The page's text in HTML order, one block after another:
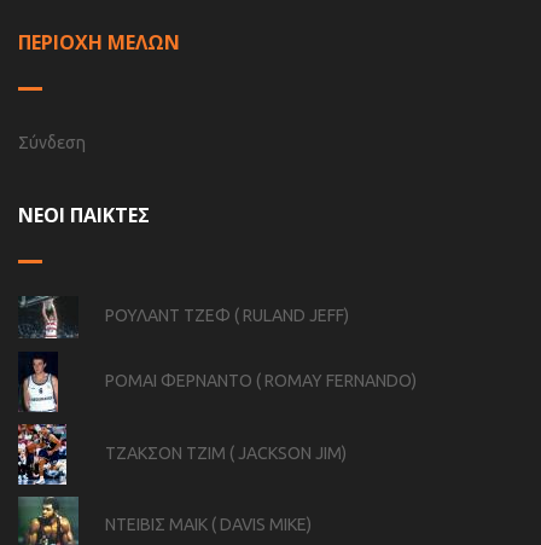
ΠΕΡΙΟΧΗ ΜΕΛΩΝ
Σύνδεση
ΝΕΟΙ ΠΑΙΚΤΕΣ
ΡΟΥΛΑΝΤ ΤΖΕΦ ( RULAND JEFF)
ΡΟΜΑΙ ΦΕΡΝΑΝΤΟ ( ROMAY FERNANDO)
ΤΖΑΚΣΟΝ ΤΖΙΜ ( JACKSON JIM)
ΝΤΕΙΒΙΣ ΜΑΙΚ ( DAVIS MIKE)